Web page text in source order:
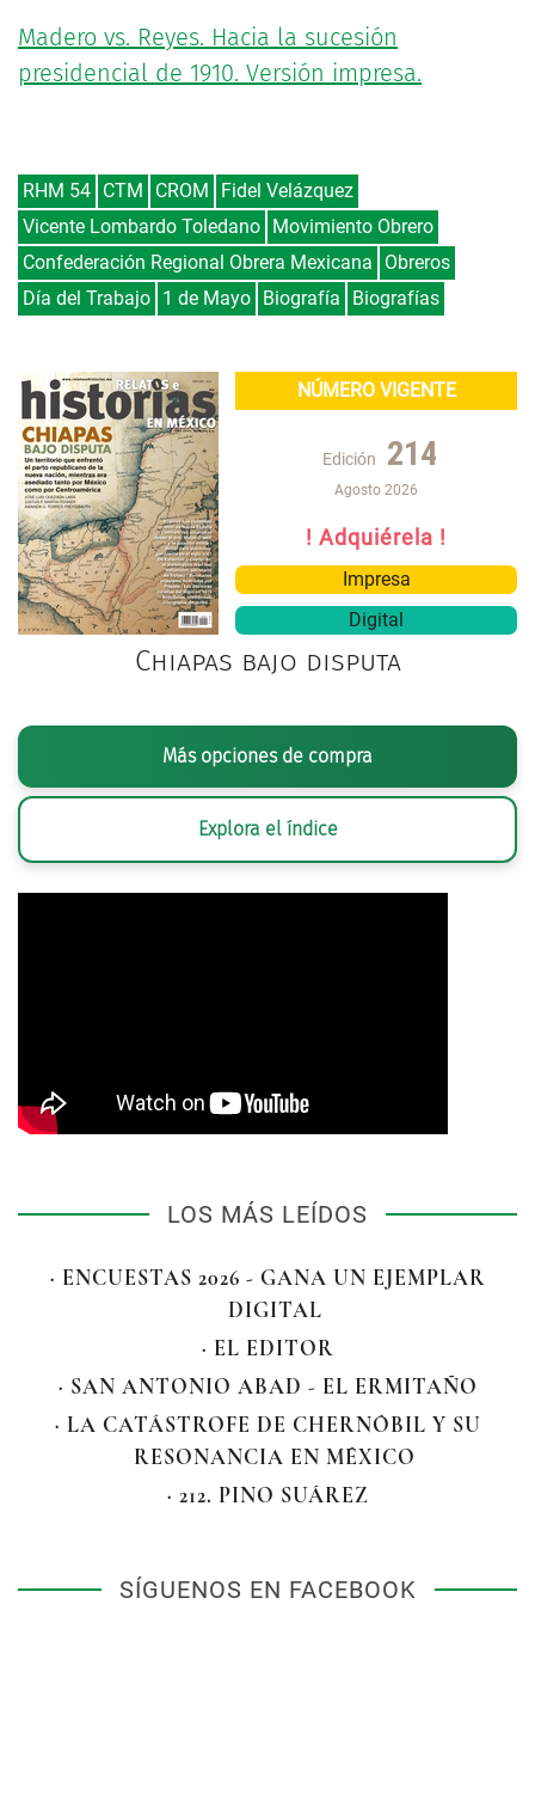
Madero vs. Reyes. Hacia la sucesión
presidencial de 1910. Versión impresa.
RHM 54 CTM CROM
Fidel Velázquez
Vicente Lombardo Toledano Movimiento Obrero
Confederación Regional Obrera Mexicana
Obreros
Día del Trabajo 1 de Mayo Biografía Biografías
NÚMERO VIGENTE
Edición 214
Agosto 2026
! Adquiérela !
Impresa
Digital
Chiapas bajo disputa
Más opciones de compra
Explora el índice
LOS MÁS LEÍDOS
· ENCUESTAS 2026 - GANA UN EJEMPLAR
DIGITAL
· EL EDITOR
· SAN ANTONIO ABAD - EL ERMITAÑO
· LA CATÁSTROFE DE CHERNÓBIL Y SU
RESONANCIA EN MÉXICO
· 212. PINO SUÁREZ
SÍGUENOS EN FACEBOOK